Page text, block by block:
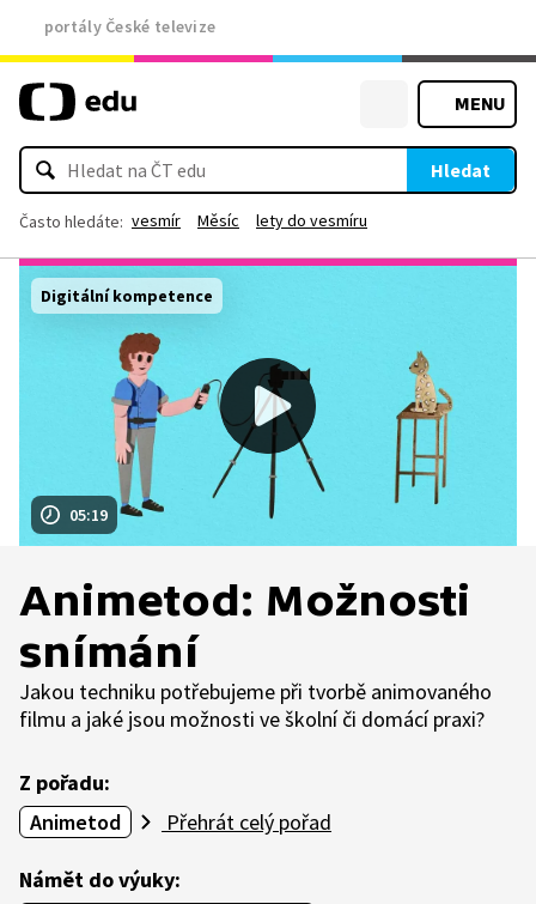
portály České televize
MENU
Hledat
Často hledáte: vesmír Měsíc lety do vesmíru
05:19
Digitální kompetence
Animetod: Možnosti
snímání
Jakou techniku potřebujeme při tvorbě animovaného
filmu a jaké jsou možnosti ve školní či domácí praxi?
Z pořadu:
Animetod
Přehrát celý pořad
Námět do výuky: